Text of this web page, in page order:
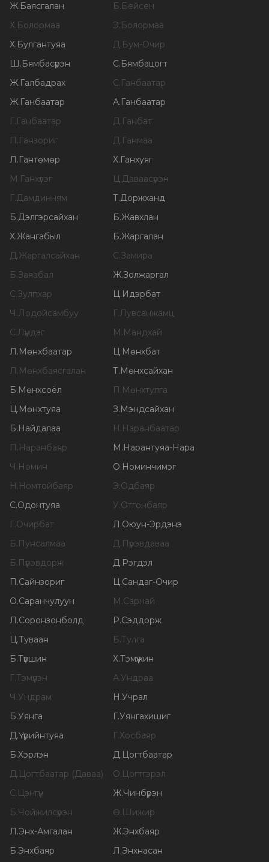
Ж.Баясгалан Б.Бейсен
Х.Болормаа Э.Болормаа
Х.Булгантуяа Д.Бум-Очир
Ш.Бямбасүрэн С.Бямбацогт
Ж.Галбадрах С.Ганбаатар
Ж.Ганбаатар А.Ганбаатар
Г.Ганбаатар Д.Ганбат
П.Ганзориг Д.Ганмаа
Л.Гантөмөр Х.Ганхуяг
М.Ганхүлэг Ц.Даваасүрэн
Г.Дамдинням Т.Доржханд
Б.Дэлгэрсайхан Б.Жавхлан
Х.Жангабыл Б.Жаргалан
Д.Жаргалсайхан С.Замира
Б.Заяабал Ж.Золжаргал
С.Зулпхар Ц.Идэрбат
Ч.Лодойсамбуу Г.Лувсанжамц
С.Лүндэг М.Мандхай
Л.Мөнхбаатар Ц.Мөнхбат
Л.Мөнхбаясгалан Т.Мөнхсайхан
Б.Мөнхсоёл П.Мөнхтулга
Ц.Мөнхтуяа З.Мэндсайхан
Б.Найдалаа Н.Наранбаатар
П.Наранбаяр М.Нарантуяа-Нара
Ч.Номин О.Номинчимэг
Н.Номтойбаяр Э.Одбаяр
С.Одонтуяа У.Отгонбаяр
Г.Очирбат Л.Оюун-Эрдэнэ
Б.Пунсалмаа Д.Пүрэвдаваа
Б.Пүрэвдорж Д.Рэгдэл
П.Сайнзориг Ц.Сандаг-Очир
О.Саранчулуун М.Сарнай
Л.Соронзонболд Р.Сэддорж
Ц.Туваан Б.Тулга
Б.Түвшин Х.Тэмүүжин
Г.Тэмүүлэн А.Ундраа
Ч.Ундрам Н.Учрал
Б.Уянга Г.Уянгахишиг
Д.Үүрийнтуяа Г.Хосбаяр
Б.Хэрлэн Д.Цогтбаатар
Д.Цогтбаатар (Даваа) О.Цогтгэрэл
С.Цэнгүүн Ж.Чинбүрэн
Б.Чойжилсүрэн Ө.Шижир
Л.Энх-Амгалан Ж.Энхбаяр
Б.Энхбаяр Л.Энхнасан